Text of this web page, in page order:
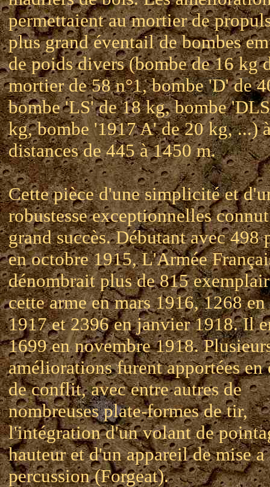
permettaient au mortier de
plus grand éventail de bombes
de poids divers (bombe de 16 kg
mortier de 58 n°1, bombe 'D' de
bombe 'LS' de 18 kg, bombe
kg, bombe '1917 A' de 20 kg, ...)
distances de 445 à 1450 m.
Cette pièce d'une simplicité et
robustesse exceptionnelles
grand succès. Débutant avec 498
en octobre 1915, L'Armée
dénombrait plus de 815
cette arme en mars 1916, 1268
1917 et 2396 en janvier 1918. Il
1699 en novembre 1918.
améliorations furent apportées en
de conflit, avec entre autres de
nombreuses plate-formes de tir,
l'intégration d'un volant de
hauteur et d'un appareil de mise a
percussion (Forgeat).